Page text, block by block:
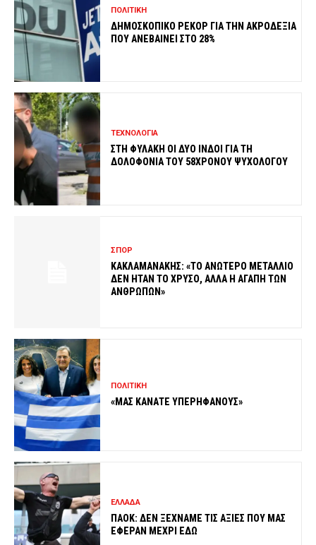
ΠΟΛΙΤΙΚΗ
ΔΗΜΟΣΚΟΠΙΚΟ ΡΕΚΟΡ ΓΙΑ ΤΗΝ ΑΚΡΟΔΕΞΙΑ
ΠΟΥ ΑΝΕΒΑΙΝΕΙ ΣΤΟ 28%
ΤΕΧΝΟΛΟΓΙΑ
ΣΤΗ ΦΥΛΑΚΗ ΟΙ ΔΥΟ ΙΝΔΟΙ ΓΙΑ ΤΗ
ΔΟΛΟΦΟΝΙΑ ΤΟΥ 58ΧΡΟΝΟΥ ΨΥΧΟΛΟΓΟΥ
ΣΠΟΡ
ΚΑΚΛΑΜΑΝΑΚΗΣ: «ΤΟ ΑΝΩΤΕΡΟ ΜΕΤΑΛΛΙΟ
ΔΕΝ ΗΤΑΝ ΤΟ ΧΡΥΣΟ, ΑΛΛΑ Η ΑΓΑΠΗ ΤΩΝ
ΑΝΘΡΩΠΩΝ»
ΠΟΛΙΤΙΚΗ
«ΜΑΣ ΚΑΝΑΤΕ ΥΠΕΡΗΦΑΝΟΥΣ»
ΕΛΛΑΔΑ
ΠΑΟΚ: ΔΕΝ ΞΕΧΝΑΜΕ ΤΙΣ ΑΞΙΕΣ ΠΟΥ ΜΑΣ
ΕΦΕΡΑΝ ΜΕΧΡΙ ΕΔΩ